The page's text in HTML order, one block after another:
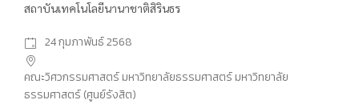
สถาบันเทคโนโลยีนานาชาติสิรินธร
24 กุมภาพันธ์ 2568
คณะวิศวกรรมศาสตร์ มหาวิทยาลัยธรรมศาสตร์ มหาวิทยาลัย
ธรรมศาสตร์ (ศูนย์รังสิต)